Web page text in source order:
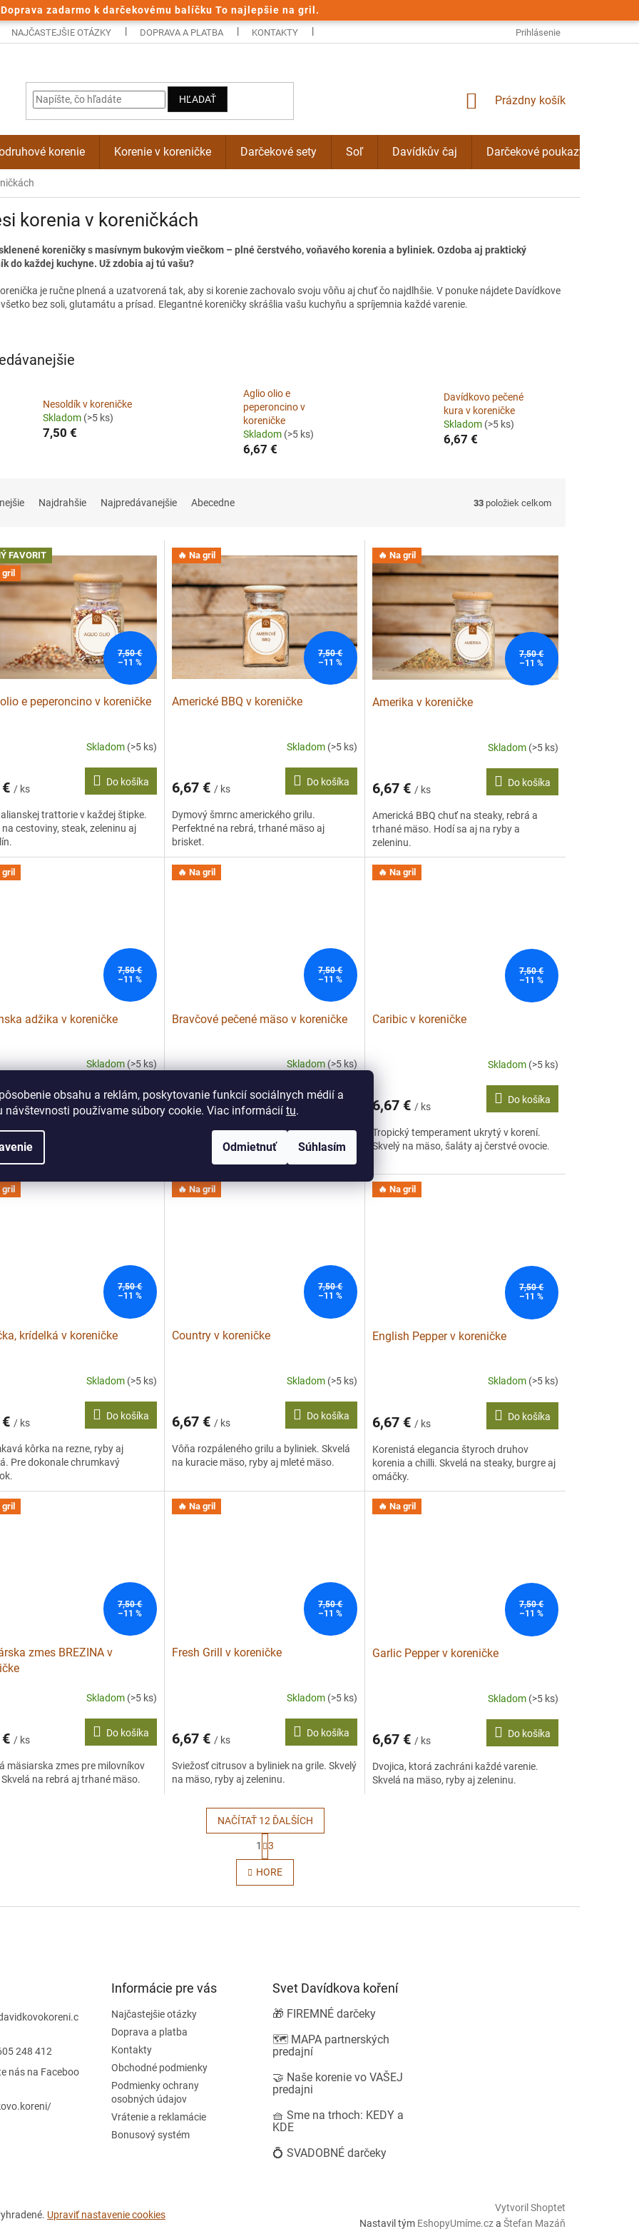
Doprava zadarmo k darčekovému balíčku To najlepšie na gril.
obsahu a reklám, poskytovanie funkcií sociálnych médií a
návštevnosti používame súbory cookie. Viac informácií tu.
Odmietnuť Súhlasím
NAJČASTEJŠIE OTÁZKY DOPRAVA A PLATBA KONTAKTY PODMIENKY OCHRANY OSOBNÝCH
Prihlásenie
HĽADAŤ
NÁKUPNÝ
Prázdny košík
korenie Korenie v koreničke Darčekové sety Soľ Davídkův čaj Darčekové poukazy
korenia v koreničkách
koreničky s masívnym bukovým viečkom – plné čerstvého, voňavého korenia a byliniek. Ozdoba aj praktický
do každej kuchyne. Už zdobia aj tú vašu?
je ručne plnená a uzatvorená tak, aby si korenie zachovalo svoju vôňu aj chuť čo najdlhšie. V ponuke nájdete Davídkove
bez soli, glutamátu a prísad. Elegantné koreničky skrášlia vašu kuchyňu a spríjemnia každé varenie.
Nesoldík v koreničke
Skladom (>5 ks)
7,50 €
Aglio olio e
peperoncino v
koreničke
Skladom (>5 ks)
6,67 €
Davídkovo pečené
kura v koreničke
Skladom (>5 ks)
6,67 €
Najdrahšie Najpredávanejšie Abecedne 33 položiek celkom
FAVORIT
gril
7,50 €
–11 %
e peperoncino v koreničke
Skladom (>5 ks)
/ ks
Do košíka
trattorie v každej štipke.
na cestoviny, steak, zeleninu aj
🔥 Na gril
7,50 €
–11 %
Americké BBQ v koreničke
Skladom (>5 ks)
6,67 € / ks
Do košíka
Dymový šmrnc amerického grilu.
Perfektné na rebrá, trhané mäso aj
brisket.
🔥 Na gril
7,50 €
–11 %
Amerika v koreničke
Skladom (>5 ks)
6,67 € / ks
Do košíka
Americká BBQ chuť na steaky, rebrá a
trhané mäso. Hodí sa aj na ryby a
zeleninu.
gril
7,50 €
–11 %
adžika v koreničke
Skladom(>5 ks)
€/ ks
Do košíka
a Kaukaz na jednom tanieri.
na gril, mäso, zeleninu aj zemiaky.
🔥 Na gril
7,50 €
–11 %
Bravčové pečené mäso v koreničke
Skladom(>5 ks)
6,67 €/ ks
Do košíka
Rasca, cesnak a poctivá chuť domova.
Skvelá na bôčik, koleno, kačku aj
🔥 Na gril
7,50 €
–11 %
Caribic v koreničke
Skladom (>5 ks)
6,67 € / ks
Do košíka
Tropický temperament ukrytý v korení.
Skvelý na mäso, šaláty aj čerstvé ovocie.
gril
7,50 €
–11 %
krídelká v koreničke
Skladom (>5 ks)
/ ks
Do košíka
kôrka na rezne, ryby aj
Pre dokonale chrumkavý
🔥 Na gril
7,50 €
–11 %
Country v koreničke
Skladom (>5 ks)
6,67 € / ks
Do košíka
Vôňa rozpáleného grilu a byliniek. Skvelá
na kuracie mäso, ryby aj mleté mäso.
🔥 Na gril
7,50 €
–11 %
English Pepper v koreničke
Skladom (>5 ks)
6,67 € / ks
Do košíka
Korenistá elegancia štyroch druhov
korenia a chilli. Skvelá na steaky, burgre aj
omáčky.
gril
7,50 €
–11 %
zmes BREZINA v
Skladom (>5 ks)
/ ks
Do košíka
mäsiarska zmes pre milovníkov
na rebrá aj trhané mäso.
🔥 Na gril
7,50 €
–11 %
Fresh Grill v koreničke
Skladom (>5 ks)
6,67 € / ks
Do košíka
Sviežosť citrusov a byliniek na grile. Skvelý
na mäso, ryby aj zeleninu.
🔥 Na gril
7,50 €
–11 %
Garlic Pepper v koreničke
Skladom (>5 ks)
6,67 € / ks
Do košíka
Dvojica, ktorá zachráni každé varenie.
Skvelá na mäso, ryby aj zeleninu.
O
v
l
d
NAČÍTAŤ 12 ĎALŠÍCH
S
t
r
á
n
o
1 3
HORE
248 412
nás na Faceboo
Informácie pre vás
Najčastejšie otázky
Doprava a platba
Kontakty
Obchodné podmienky
Podmienky ochrany
osobných údajov
Vrátenie a reklamácie
Bonusový systém
Svet Davídkova koření
🎁 FIREMNÉ darčeky
🗺️ MAPA partnerských
predajní
🤝 Naše korenie vo VAŠEJ
predajni
🧺 Sme na trhoch: KEDY a
KDE
💍 SVADOBNÉ darčeky
Vytvoril Shoptet
Nastavil tým EshopyUmíme.cza Štefan Mazáň
Upraviť nastavenie cookies